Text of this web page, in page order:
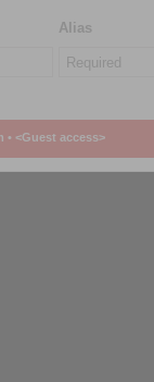
Alias
• <Guest access>